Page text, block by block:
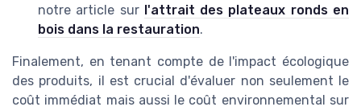
notre article sur l'attrait des plateaux ronds en
bois dans la restauration.
Finalement, en tenant compte de l'impact écologique
des produits, il est crucial d'évaluer non seulement le
coût immédiat mais aussi le coût environnemental sur